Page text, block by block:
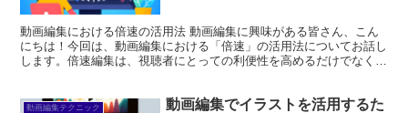
動画編集における倍速の活用法 動画編集に興味がある皆さん、こん
にちは！今回は、動画編集における「倍速」の活用法についてお話し
します。倍速編集は、視聴者にとっての利便性を高めるだけでなく、
動画編集テクニック
動画編集でイラストを活用するた